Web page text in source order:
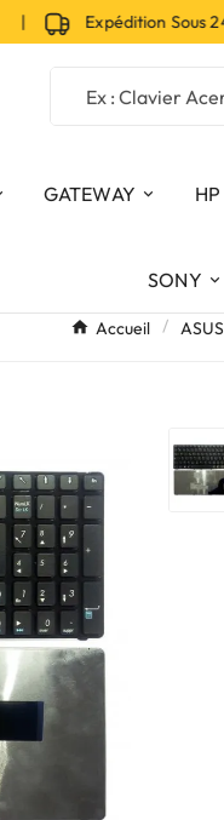
Expédition Sous
GATEWAY HP
SONY
Accueil ASUS